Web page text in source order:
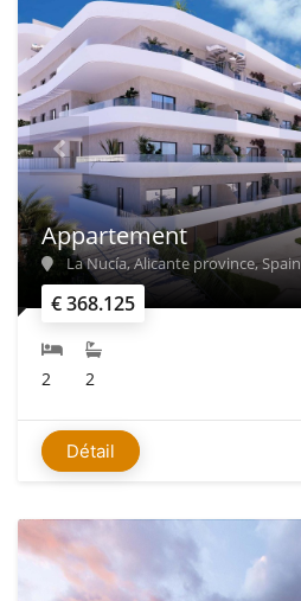
€ 368.125
Appartement
La Nucía, Alicante province, Spain
2 2
Détail